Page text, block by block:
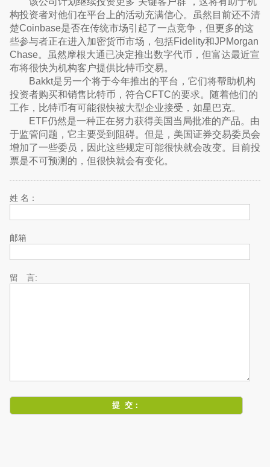
构投资者对他们在平台上的活动充满信心。虽然目前还不清
楚Coinbase是否在传统市场引起了一点竞争，但更多的这
些参与者正在进入加密货币市场，包括Fidelity和JPMorgan
Chase。虽然摩根大通已决定推出数字代币，但富达最近宣
布将很快为机构客户提供比特币交易。
Bakkt是另一个将于今年推出的平台，它们将帮助机构
投资者购买和销售比特币，符合CFTC的要求。随着他们的
工作，比特币有可能很快被大型企业接受，如星巴克。
ETF仍然是一种正在努力获得美国当局批准的产品。由
于监管问题，它主要受到阻碍。但是，美国证券交易委员会
增加了一些委员，因此这些规定可能很快就会改变。目前投
票是不可预测的，但很快就会有变化。
姓 名：
邮箱
留 言: